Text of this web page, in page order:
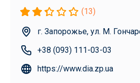
(13)
г. Запорожье, ул. М.
+38 (093) 111-03-03
https://www.dia.zp.ua